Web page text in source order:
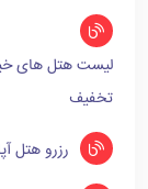
تخفیف
رزرو هتل